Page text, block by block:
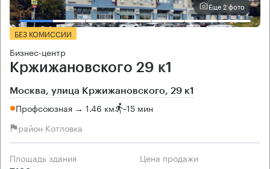
Еще 2 фото
БЕЗ КОМИССИИ
Бизнес-центр
Кржижановского 29 к1
Москва, улица Кржижановского, 29 к1
Профсоюзная → 1.46 км ~15 мин
район Котловка
Площадь здания Цена продажи